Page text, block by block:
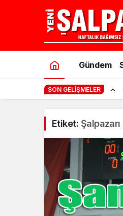
Gündem
SON GELIŞMELER
Etiket: